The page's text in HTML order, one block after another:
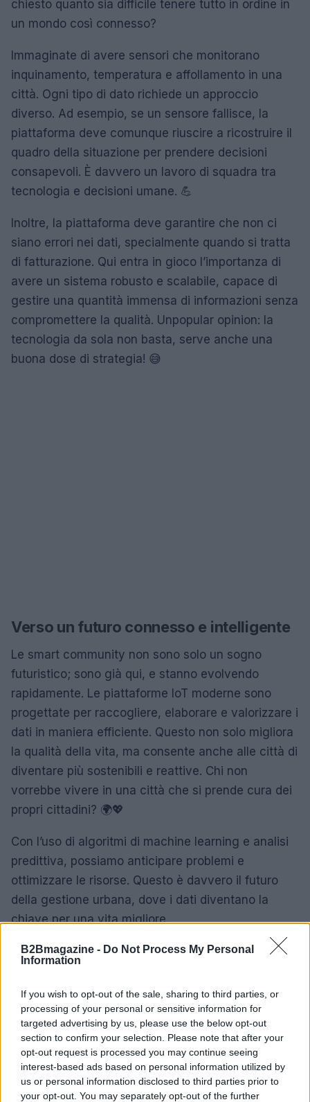
B2Bmagazine - Do Not Process My Personal
Information
If you wish to opt-out of the sale, sharing to third parties, or
processing of your personal or sensitive information for
targeted advertising by us, please use the below opt-out
section to confirm your selection. Please note that after your
opt-out request is processed you may continue seeing
interest-based ads based on personal information utilized by
us or personal information disclosed to third parties prior to
your opt-out. You may separately opt-out of the further
chiesto quanto sia difficile tenere tutto in ordine in
un mondo così connesso?
Immaginate di avere sensori che monitorano
inquinamento, temperatura e affollamento in una
città. Ogni tipo di dato richiede un approccio
diverso. Ad esempio, se un sensore fallisce, la
piattaforma deve comunque riuscire a ricostruire il
quadro della situazione per prendere decisioni
consapevoli. È davvero un lavoro di squadra tra
tecnologia e decisioni umane. 💪
Inoltre, la piattaforma deve garantire che non ci
siano errori nei dati, specialmente quando si tratta
di fatturazione. Qui entra in gioco l’importanza di
avere un sistema robusto e scalabile, capace di
gestire una quantità immensa di informazioni senza
compromettere la qualità. Unpopular opinion: la
tecnologia da sola non basta, serve anche una
buona dose di strategia! 😅
Verso un futuro connesso e intelligente
Le smart community non sono solo un sogno
futuristico; sono già qui, e stanno evolvendo
rapidamente. Le piattaforme IoT moderne sono
progettate per raccogliere, elaborare e valorizzare i
dati in maniera efficiente. Questo non solo migliora
la qualità della vita, ma consente anche alle città di
diventare più sostenibili e reattive. Chi non
vorrebbe vivere in una città che si prende cura dei
propri cittadini? 🌍💖
Con l’uso di algoritmi di machine learning e analisi
predittiva, possiamo anticipare problemi e
ottimizzare le risorse. Questo è davvero il futuro
della gestione urbana, dove i dati diventano la
chiave per una vita migliore.
In conclusione, la gestione dei dati nelle smart
complesso. E voi, come vedete il futuro delle nostre
città intelligenti? Fatemi sapere nei commenti! 👇
AUTORE
AiAdhubMedia